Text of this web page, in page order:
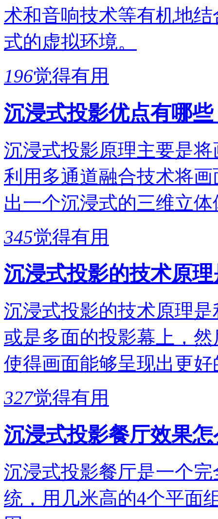
术和音响技术等有机地
式的虚拟环境。
196觉得有用
沉浸式投影优点有哪些
沉浸式投影原理主要是
利用多通道融合技术将
出一个沉浸式的三维立
345觉得有用
沉浸式投影的技术原
沉浸式投影的技术原理
或是多面的投影幕上，
使得画面能够呈现出更
327觉得有用
沉浸式投影餐厅效果怎
沉浸式投影餐厅是一个
统，用几米高的4个平面